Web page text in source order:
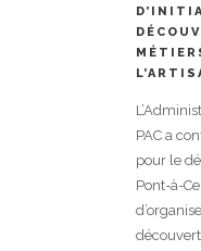
PAC a
pour le
Pont-à-